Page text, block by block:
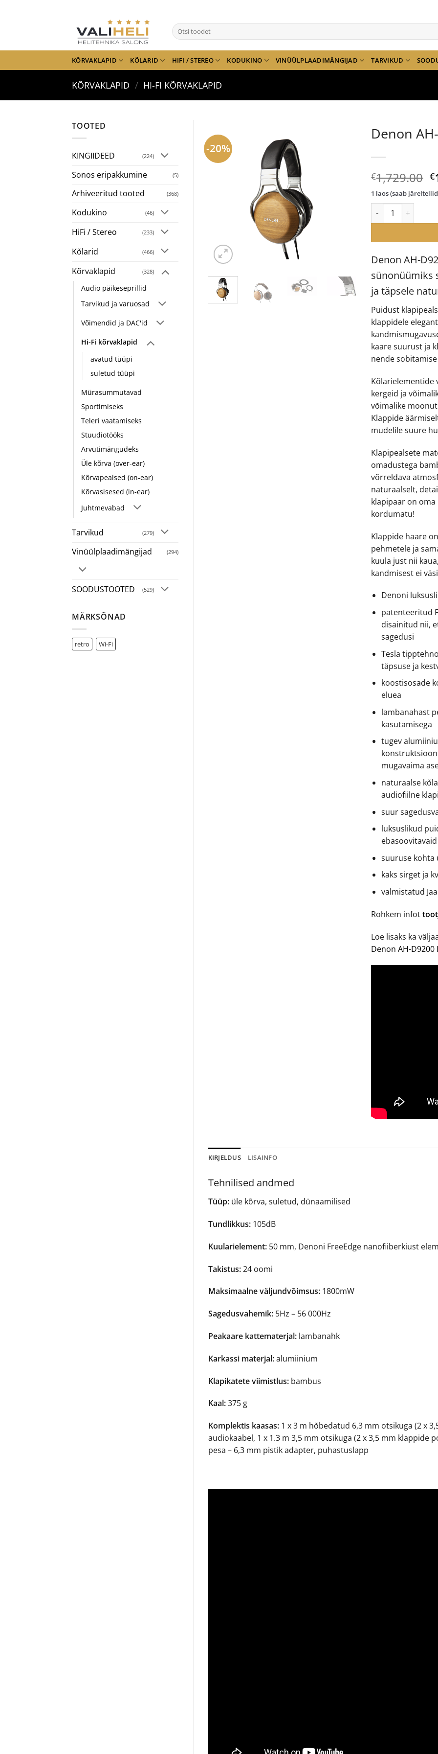
Otsi:
KÕRVAKLAPID KÕLARID HIFI / STEREO KODUKINO VINÜÜLPLAADIMÄNGIJAD TARVIKUD
KÕRVAKLAPID / HI-FI KÕRVAKLAPID
TOOTED
KINGIIDEED (224)
Sonos eripakkumine (5)
Arhiveeritud tooted (368)
Kodukino (46)
HiFi / Stereo (233)
Kõlarid (466)
Kõrvaklapid (328)
Audio päikeseprillid
Tarvikud ja varuosad
Võimendid ja DAC'id
Hi-Fi kõrvaklapid
avatud tüüpi
suletud tüüpi
Mürasummutavad
Sportimiseks
Teleri vaatamiseks
Stuudiotööks
Arvutimängudeks
Üle kõrva (over-ear)
Kõrvapealsed (on-ear)
Kõrvasisesed (in-ear)
Juhtmevabad
Tarvikud (279)
Vinüülplaadimängijad (294)
SOODUSTOOTED (529)
MÄRKSÕNAD
retro Wi-Fi
-20%
Denon
€1,729.00 €
Denon AH-
sünonüümiks
ja täpsele
Puidust
klappidele
kaare suurust ja
nende
Kõlarielementide
kergeid ja
võimalike
Klappide
mudelile suure
Klapipealsete
omadustega
võrreldava
naturaalselt,
klapipaar on
kordumatu!
Klappide haare
pehmetele ja
kuula just nii
kandmisest ei
Denoni
patenteeritud
disainitud nii,
sagedusi
Tesla
täpsuse ja
koostisosade
eluea
lambanahast
kasutamisega
tugev
mugavaima
naturaalse
audiofiilne
suur
luksuslikud
suuruse kohta
kaks sirget ja
valmistatud
Rohkem infot
Loe lisaks ka
Denon AH-
1 laos (saab
Denon AH-D9200
KIRJELDUS LISAINFO
Tehnilised andmed
Tüüp:üle kõrva, suletud, dünaamilised
Tundlikkus:105dB
Kuularielement:50 mm, Denoni FreeEdge nanofiiberkiust
Takistus:24 oomi
Maksimaalne väljundvõimsus:1800mW
Sagedusvahemik:5Hz – 56 000Hz
Peakaare kattematerjal:lambanahk
Karkassi materjal:alumiinium
Klapikatete viimistlus:bambus
Kaal:375 g
Komplektis kaasas: 1 x 3 m hõbedatud 6,3 mm otsikuga (2 x
audiokaabel, 1 x 1.3 m 3,5 mm otsikuga (2 x 3,5 mm klappide
pesa – 6,3 mm pistik adapter, puhastuslapp